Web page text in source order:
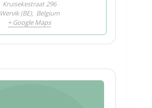
Kruisekestraat 296
Wervik (BE), Belgium
+ Google Maps